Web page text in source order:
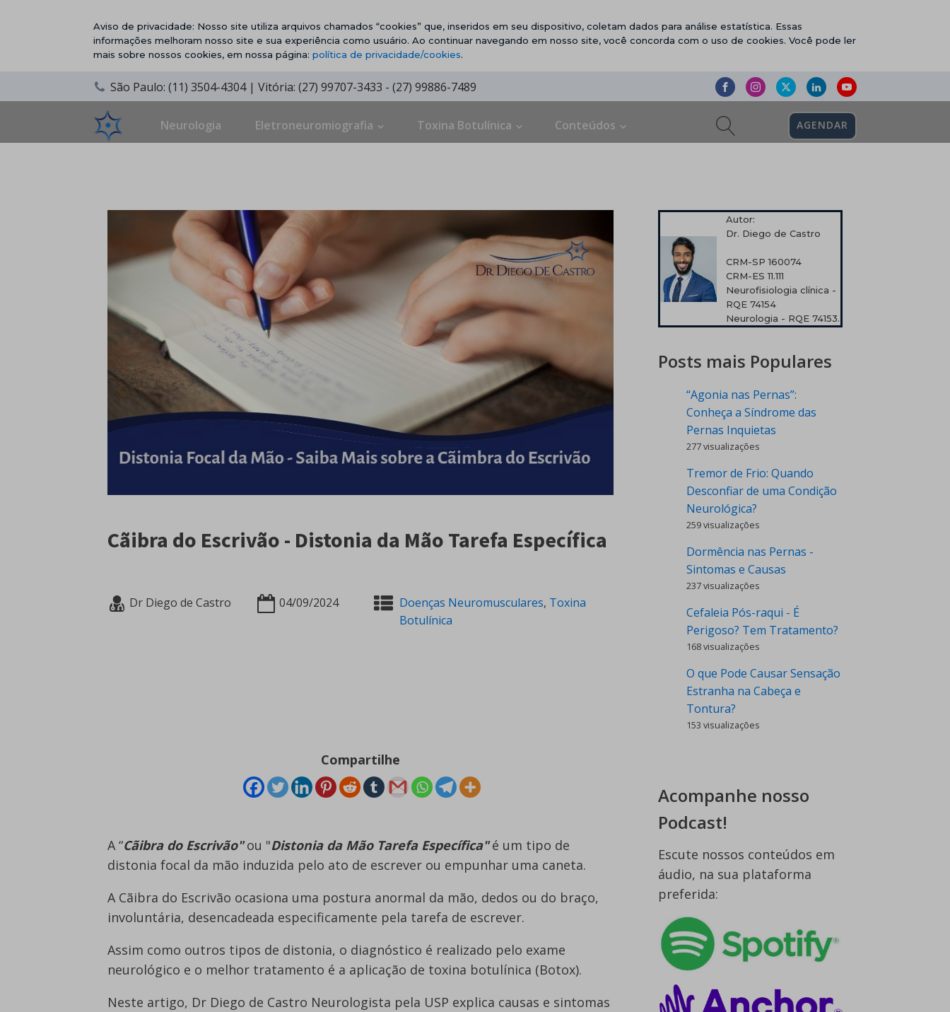
Aviso de privacidade: Nosso site utiliza arquivos chamados “cookies” que, inseridos em seu dispositivo, coletam dados para análise estatística. Essas
informações melhoram nosso site e sua experiência como usuário. Ao continuar navegando em nosso site, você concorda com o uso de cookies. Você pode ler
mais sobre nossos cookies, em nossa página: política de privacidade/cookies.
São Paulo: (11) 3504-4304 | Vitória: (27) 99707-3433 - (27) 99886-7489
Neurologia Eletroneuromiografia Toxina Botulínica Conteúdos AGENDAR
Cãibra do Escrivão - Distonia da Mão Tarefa Específica
Dr Diego de Castro 04/09/2024 Doenças Neuromusculares, Toxina
Botulínica
Compartilhe
A “Cãibra do Escrivão"ou "Distonia da Mão Tarefa Específica"é um tipo de
distonia focal da mão induzida pelo ato de escrever ou empunhar uma caneta.
A Cãibra do Escrivão ocasiona uma postura anormal da mão, dedos ou do braço,
involuntária, desencadeada especificamente pela tarefa de escrever.
Assim como outros tipos de distonia, o diagnóstico é realizado pelo exame
neurológico e o melhor tratamento é a aplicação de toxina botulínica (Botox).
Neste artigo, Dr Diego de Castro Neurologista pela USP explica causas e sintomas
Autor:
Dr. Diego de Castro
CRM-SP 160074
CRM-ES 11.111
Neurofisiologia clínica -
RQE 74154
Neurologia - RQE 74153.
Posts mais Populares
“Agonia nas Pernas”:
Conheça a Síndrome das
Pernas Inquietas
277 visualizações
Tremor de Frio: Quando
Desconfiar de uma Condição
Neurológica?
259 visualizações
Dormência nas Pernas -
Sintomas e Causas
237 visualizações
Cefaleia Pós-raqui - É
Perigoso? Tem Tratamento?
168 visualizações
O que Pode Causar Sensação
Estranha na Cabeça e
Tontura?
153 visualizações
Acompanhe nosso
Podcast!
Escute nossos conteúdos em
áudio, na sua plataforma
preferida: